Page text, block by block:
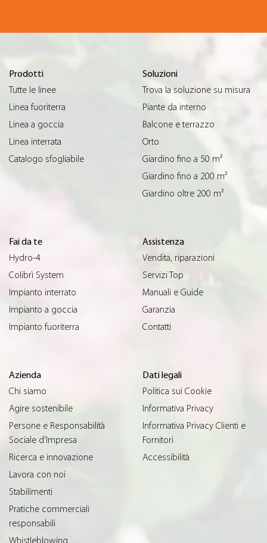
Prodotti
Tutte le linee
Linea fuoriterra
Linea a goccia
Linea interrata
Catalogo sfogliabile
Soluzioni
Trova la soluzione su misura
Piante da interno
Balcone e terrazzo
Orto
Giardino fino a 50 m²
Giardino fino a 200 m²
Giardino oltre 200 m²
Fai da te
Hydro-4
Colibrì System
Impianto interrato
Impianto a goccia
Impianto fuoriterra
Assistenza
Vendita, riparazioni
Servizi Top
Manuali e Guide
Garanzia
Contatti
Azienda
Chi siamo
Agire sostenibile
Persone e Responsabilità
Sociale d’Impresa
Ricerca e innovazione
Lavora con noi
Stabilimenti
Pratiche commerciali
responsabili
Whistleblowing
Dati legali
Politica sui Cookie
Informativa Privacy
Informativa Privacy Clienti e
Fornitori
Accessibilità